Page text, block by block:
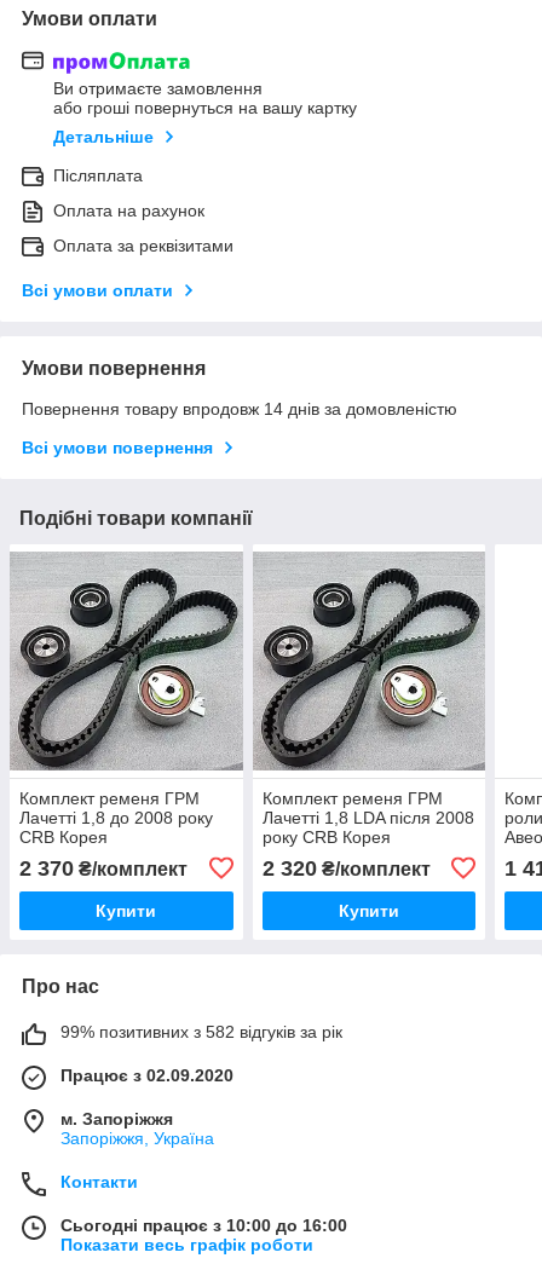
Умови оплати
Ви отримаєте замовлення
або гроші повернуться на вашу картку
Детальніше
Післяплата
Оплата на рахунок
Оплата за реквізитами
Всі умови оплати
Умови повернення
Повернення товару впродовж 14 днів за домовленістю
Всі умови повернення
Подібні товари компанії
Комплект ременя ГРМ
Лачетті 1,8 до 2008 року
CRB Корея
2 370 ₴/комплект
Купити
Комплект ременя ГРМ
Лачетті 1,8 LDA після 2008
року CRB Корея
2 320₴/комплект
Купити
1
Про нас
99% позитивних з 582 відгуків за рік
Працює з 02.09.2020
м. Запоріжжя
Запоріжжя, Україна
Контакти
Сьогодні працює з 10:00 до 16:00
Показати весь графік роботи